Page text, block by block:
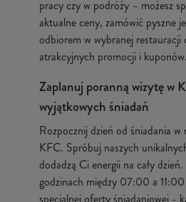
pracy czy w podróży – możesz
aktualne ceny, zamówić pyszne
odbiorem w wybranej restauracji
atrakcyjnych promocji i kuponów.
Zaplanuj poranną wizytę w
wyjątkowych śniadań
Rozpocznij dzień od śniadania w
KFC. Spróbuj naszych
dodadzą Ci energii na cały
godzinach między 07:00 a